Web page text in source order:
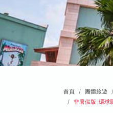
首頁 團體旅遊
非暑假版-環球